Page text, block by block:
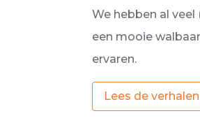
We hebben al
een mooie
ervaren.
Lees de